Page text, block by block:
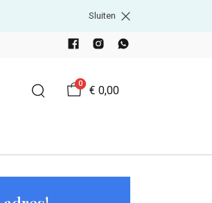
Sluiten
0
€ 0,00